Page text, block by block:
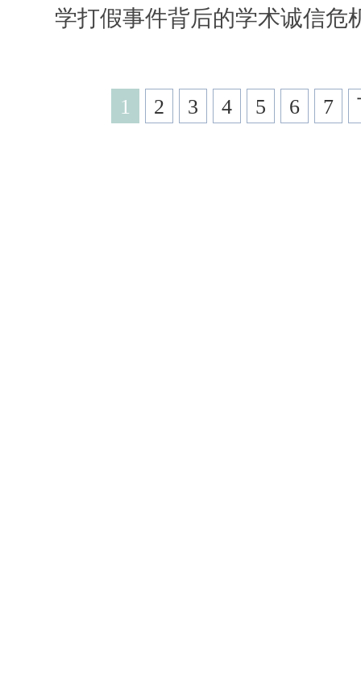
学打假事件背后的学术诚信危
1 2 3 4 5 6 7